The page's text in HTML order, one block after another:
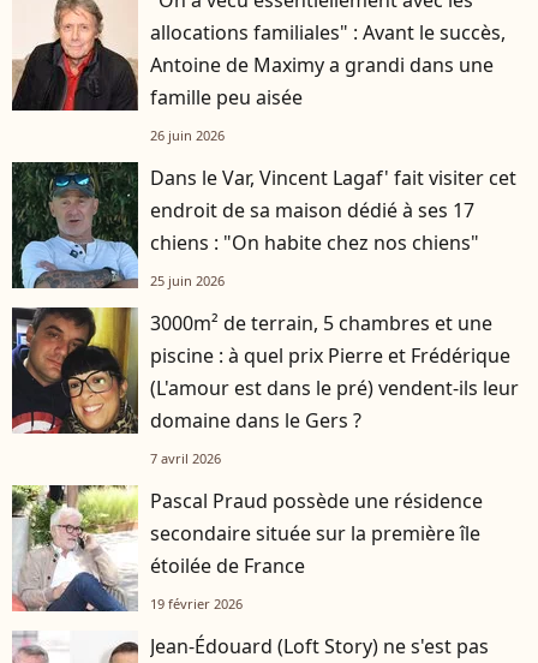
allocations familiales" : Avant le succès,
Antoine de Maximy a grandi dans une
famille peu aisée
26 juin 2026
Dans le Var, Vincent Lagaf' fait visiter cet
endroit de sa maison dédié à ses 17
chiens : "On habite chez nos chiens"
25 juin 2026
3000m² de terrain, 5 chambres et une
piscine : à quel prix Pierre et Frédérique
(L'amour est dans le pré) vendent-ils leur
domaine dans le Gers ?
7 avril 2026
Pascal Praud possède une résidence
secondaire située sur la première île
étoilée de France
19 février 2026
Jean-Édouard (Loft Story) ne s'est pas